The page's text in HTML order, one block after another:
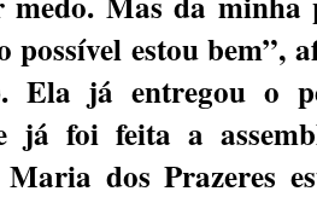
possível estou bem”,
Ela já entregou o
já foi feita a
dos Prazeres